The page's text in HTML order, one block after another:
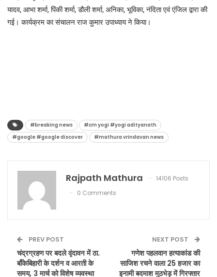
यादव, आभा शर्मा, पिंकी शर्मा, डौली शर्मा, अनिका, भूविका, नंदिता एवं एंजिल द्वारा की
गई। कार्यक्रम का संचालन राज कुमार उपाध्याय ने किया।
#breaking news
#cm yogi #yogi adityanath
#google #google discover
#mathura vrindavan news
Rajpath Mathura
14106 Posts
0 Comments
PREV POST
चंद्रग्रहण पर बदले वृंदावन में ठा.
बाँकेबिहारी के दर्शन व आरती के
समय, 3 मार्च को विशेष व्यवस्था
NEXT POST
गणेश पहलवान हत्याकांड की
साजिश रचने वाला 25 हजार का
इनामी बदमाश मुठभेड़ में गिरफ्तार